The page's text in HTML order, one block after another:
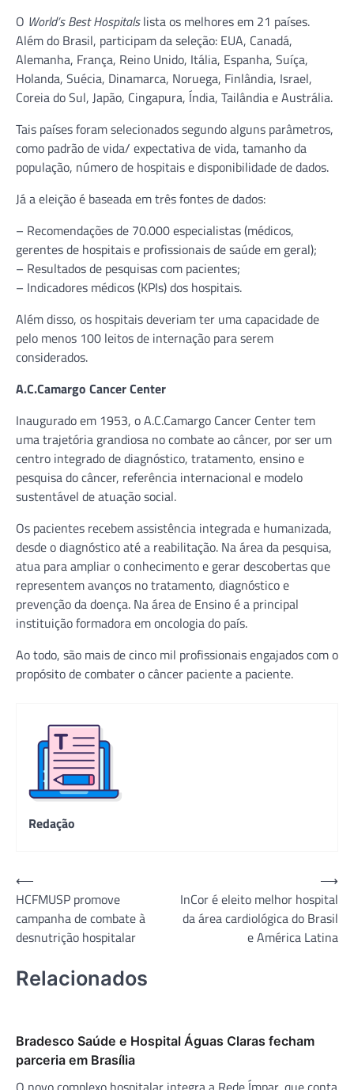
O World’s Best Hospitalslista os melhores em 21 países.
Além do Brasil, participam da seleção: EUA, Canadá,
Alemanha, França, Reino Unido, Itália, Espanha, Suíça,
Holanda, Suécia, Dinamarca, Noruega, Finlândia, Israel,
Coreia do Sul, Japão, Cingapura, Índia, Tailândia e Austrália.
Tais países foram selecionados segundo alguns parâmetros,
como padrão de vida/ expectativa de vida, tamanho da
população, número de hospitais e disponibilidade de dados.
Já a eleição é baseada em três fontes de dados:
– Recomendações de 70.000 especialistas (médicos,
gerentes de hospitais e profissionais de saúde em geral);
– Resultados de pesquisas com pacientes;
– Indicadores médicos (KPIs) dos hospitais.
Além disso, os hospitais deveriam ter uma capacidade de
pelo menos 100 leitos de internação para serem
considerados.
A.C.Camargo Cancer Center
Inaugurado em 1953, o A.C.Camargo Cancer Center tem
uma trajetória grandiosa no combate ao câncer, por ser um
centro integrado de diagnóstico, tratamento, ensino e
pesquisa do câncer, referência internacional e modelo
sustentável de atuação social.
Os pacientes recebem assistência integrada e humanizada,
desde o diagnóstico até a reabilitação. Na área da pesquisa,
atua para ampliar o conhecimento e gerar descobertas que
representem avanços no tratamento, diagnóstico e
prevenção da doença. Na área de Ensino é a principal
instituição formadora em oncologia do país.
Ao todo, são mais de cinco mil profissionais engajados com o
propósito de combater o câncer paciente a paciente.
Redação
Navegação
de
Post
⟵
HCFMUSP promove
campanha de combate à
desnutrição hospitalar
InCor é eleito melhor hospital
da área cardiológica do Brasil
e América Latina
⟶
Relacionados
Bradesco Saúde e Hospital Águas Claras fecham
parceria em Brasília